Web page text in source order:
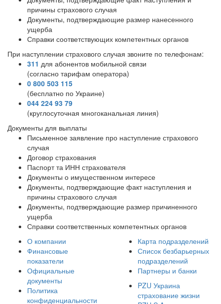
причины страхового случая
Документы, подтверждающие размер нанесенного
ущерба
Справки соответствующих компетентных органов
При наступлении страхового случая звоните по телефонам:
311 для абонентов мобильной связи
(согласно тарифам оператора)
0 800 503 115
(бесплатно по Украине)
044 224 93 79
(круглосуточная многоканальная линия)
Документы для выплаты
Письменное заявление про наступление страхового
случая
Договор страхования
Паспорт та ИНН страхователя
Документы о имущественном интересе
Документы, подтверждающие факт наступления и
причины страхового случая
Документы, подтверждающие размер причиненного
ущерба
Справки соответственных компетентных органов
О компании
Финансовые
показатели
Официальные
документы
Политика
конфиденциальности
Карта подразделений
Список безбарьерных
подразделений
Партнеры и банки
PZU Украина
страхование жизни